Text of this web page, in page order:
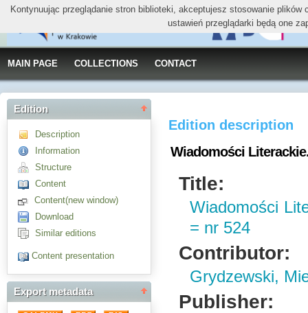
MAIN PAGE COLLECTIONS CONTACT
Edition
Description
Information
Structure
Content
Content(new window)
Download
Similar editions
Content presentation
Export metadata
Edition description
Wiadomości
Title:
Wiadomości
= nr 524
Contributor:
Grydzewski,
Publisher:
Kontynuując przeglądanie stron biblioteki, akceptujesz stosowanie
ustawień przeglądarki będą one